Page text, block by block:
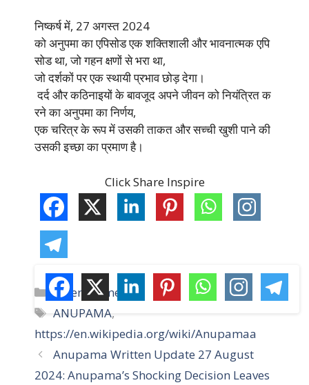
निष्कर्ष में, 27 अगस्त 2024
को अनुपमा का एपिसोड एक शक्तिशाली और भावनात्मक एपि
सोड था, जो गहन क्षणों से भरा था,
जो दर्शकों पर एक स्थायी प्रभाव छोड़ देगा।
दर्द और कठिनाइयों के बावजूद अपने जीवन को नियंत्रित क
रने का अनुपमा का निर्णय,
एक चरित्र के रूप में उसकी ताकत और सच्ची खुशी पाने की
उसकी इच्छा का प्रमाण है।
Click Share Inspire
C
a
e
g
o
Entertainment
T
a
s
ANUPAMA,
https://en.wikipedia.org/wiki/Anupamaa
Anupama Written Update 27 August
2024: Anupama’s Shocking Decision Leaves